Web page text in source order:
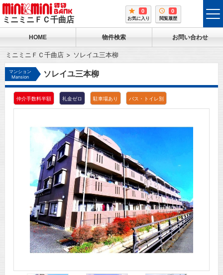
ミニミニＦＣ千曲店
0
お気に入り
0
閲覧履歴
HOME 物件検索 お問い合わせ
ミニミニＦＣ千曲店 ソレイユ三本柳
マンション
Mansion
ソレイユ三本柳
仲介手数料半額 礼金ゼロ 駐車場あり バス・トイレ別